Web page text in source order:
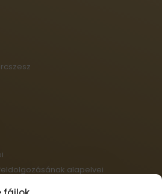
alapelvei